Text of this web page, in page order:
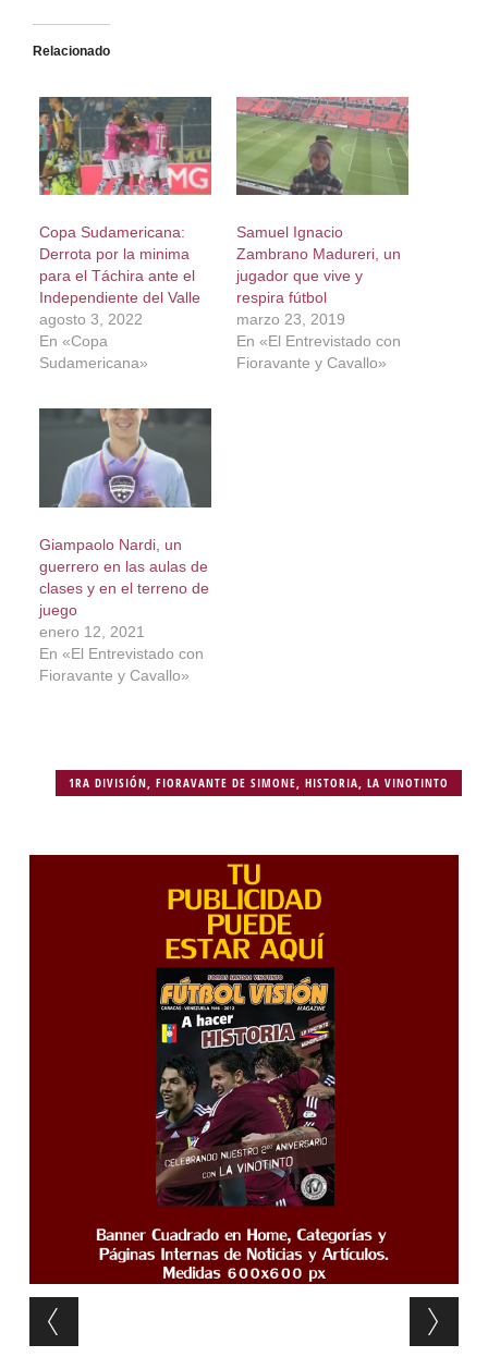
Relacionado
Copa Sudamericana:
Derrota por la minima
para el Táchira ante el
Independiente del Valle
agosto 3, 2022
En «Copa
Sudamericana»
Samuel Ignacio
Zambrano Madureri, un
jugador que vive y
respira fútbol
marzo 23, 2019
En «El Entrevistado con
Fioravante y Cavallo»
Giampaolo Nardi, un
guerrero en las aulas de
clases y en el terreno de
juego
enero 12, 2021
En «El Entrevistado con
Fioravante y Cavallo»
1RA DIVISIÓN ,FIORAVANTE DE SIMONE ,HISTORIA ,LA VINOTINTO
Post navigation